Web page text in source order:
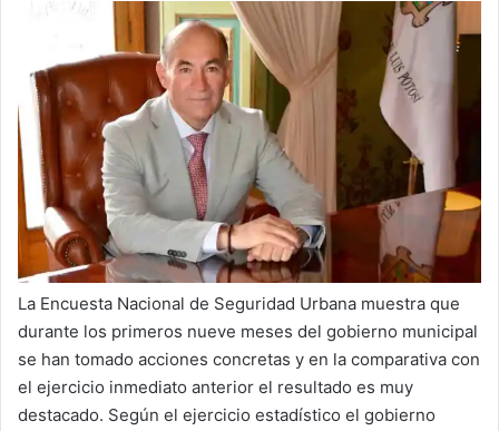
La Encuesta Nacional de Seguridad Urbana muestra que
durante los primeros nueve meses del gobierno municipal
se han tomado acciones concretas y en la comparativa con
el ejercicio inmediato anterior el resultado es muy
destacado. Según el ejercicio estadístico el gobierno